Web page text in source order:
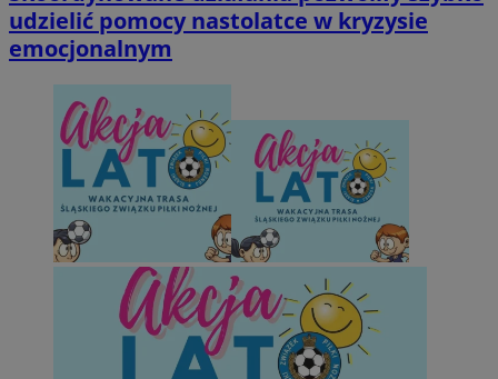
udzielić pomocy nastolatce w kryzysie
emocjonalnym